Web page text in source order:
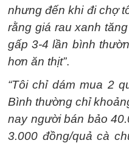
nhưng đến khi đi chợ
rằng giá rau xanh
gấp 3-4 lần bình
hơn ăn thịt”.
“Tôi chỉ dám mua 2
Bình thường chỉ
nay người bán bảo
3.000 đồng/quả cà